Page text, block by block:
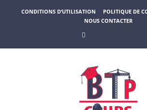
CONDITIONS D’UTILISATION
POLITIQUE DE
NOUS CONTACTER